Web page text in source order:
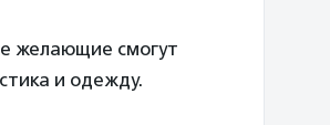
желающие смогут
и одежду.